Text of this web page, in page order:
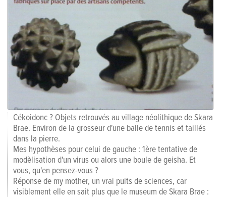
Cékoidonc ? Objets retrouvés au village néolithique de Skara
Brae. Environ de la grosseur d'une balle de tennis et taillés
dans la pierre.
Mes hypothèses pour celui de gauche : 1ère tentative de
modèlisation d'un virus ou alors une boule de geisha. Et
vous, qu'en pensez-vous ?
Réponse de my mother, un vrai puits de sciences, car
visiblement elle en sait plus que le museum de Skara Brae :